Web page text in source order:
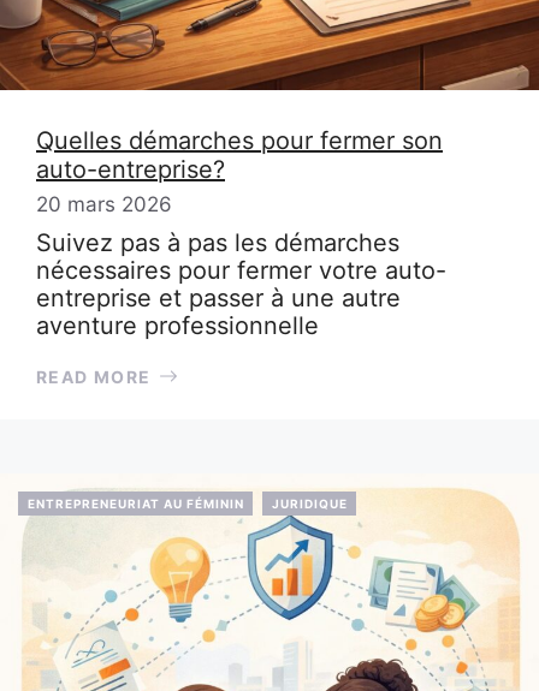
Quelles démarches pour fermer son
auto-entreprise?
20 mars 2026
Suivez pas à pas les démarches
nécessaires pour fermer votre auto-
entreprise et passer à une autre
aventure professionnelle
READ MORE
ENTREPRENEURIAT AU FÉMININ JURIDIQUE